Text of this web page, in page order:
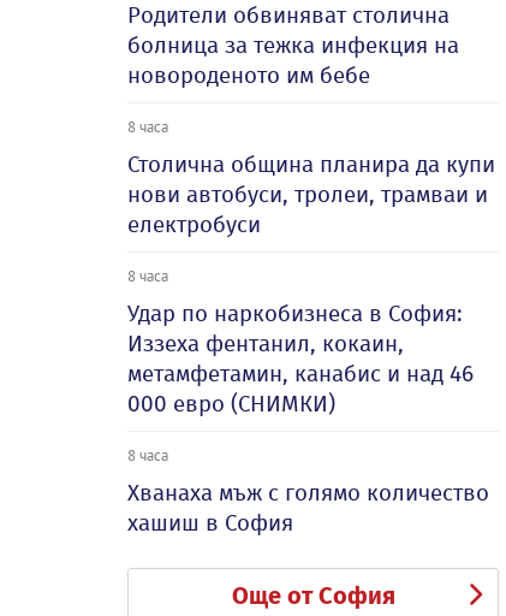
Родители обвиняват столична
болница за тежка инфекция на
новороденото им бебе
8 часа
Столична община планира да купи
нови автобуси, тролеи, трамваи и
електробуси
8 часа
Удар по наркобизнеса в София:
Иззеха фентанил, кокаин,
метамфетамин, канабис и над 46
000 евро (СНИМКИ)
8 часа
Хванаха мъж с голямо количество
хашиш в София
Още от София